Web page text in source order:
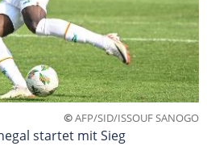
©AFP/SID/ISSOUF SANOGO
startet mit Sieg